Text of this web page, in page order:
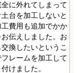
に外れてしまって
台を加工しないと
費用も追加でかか
伝えしました。お
換したいというこ
レームを加工して
けました。